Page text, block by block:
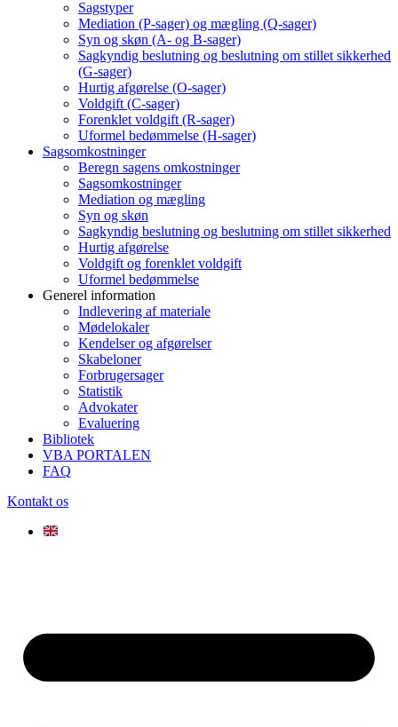
Sagstyper
Mediation (P-sager) og mægling (Q-sager)
Syn og skøn (A- og B-sager)
Sagkyndig beslutning og beslutning om stillet sikkerhed
(G-sager)
Hurtig afgørelse (O-sager)
Voldgift (C-sager)
Forenklet voldgift (R-sager)
Uformel bedømmelse (H-sager)
Sagsomkostninger
Beregn sagens omkostninger
Sagsomkostninger
Mediation og mægling
Syn og skøn
Sagkyndig beslutning og beslutning om stillet sikkerhed
Hurtig afgørelse
Voldgift og forenklet voldgift
Uformel bedømmelse
Generel information
Indlevering af materiale
Mødelokaler
Kendelser og afgørelser
Skabeloner
Forbrugersager
Statistik
Advokater
Evaluering
Bibliotek
VBA PORTALEN
FAQ
Kontakt os